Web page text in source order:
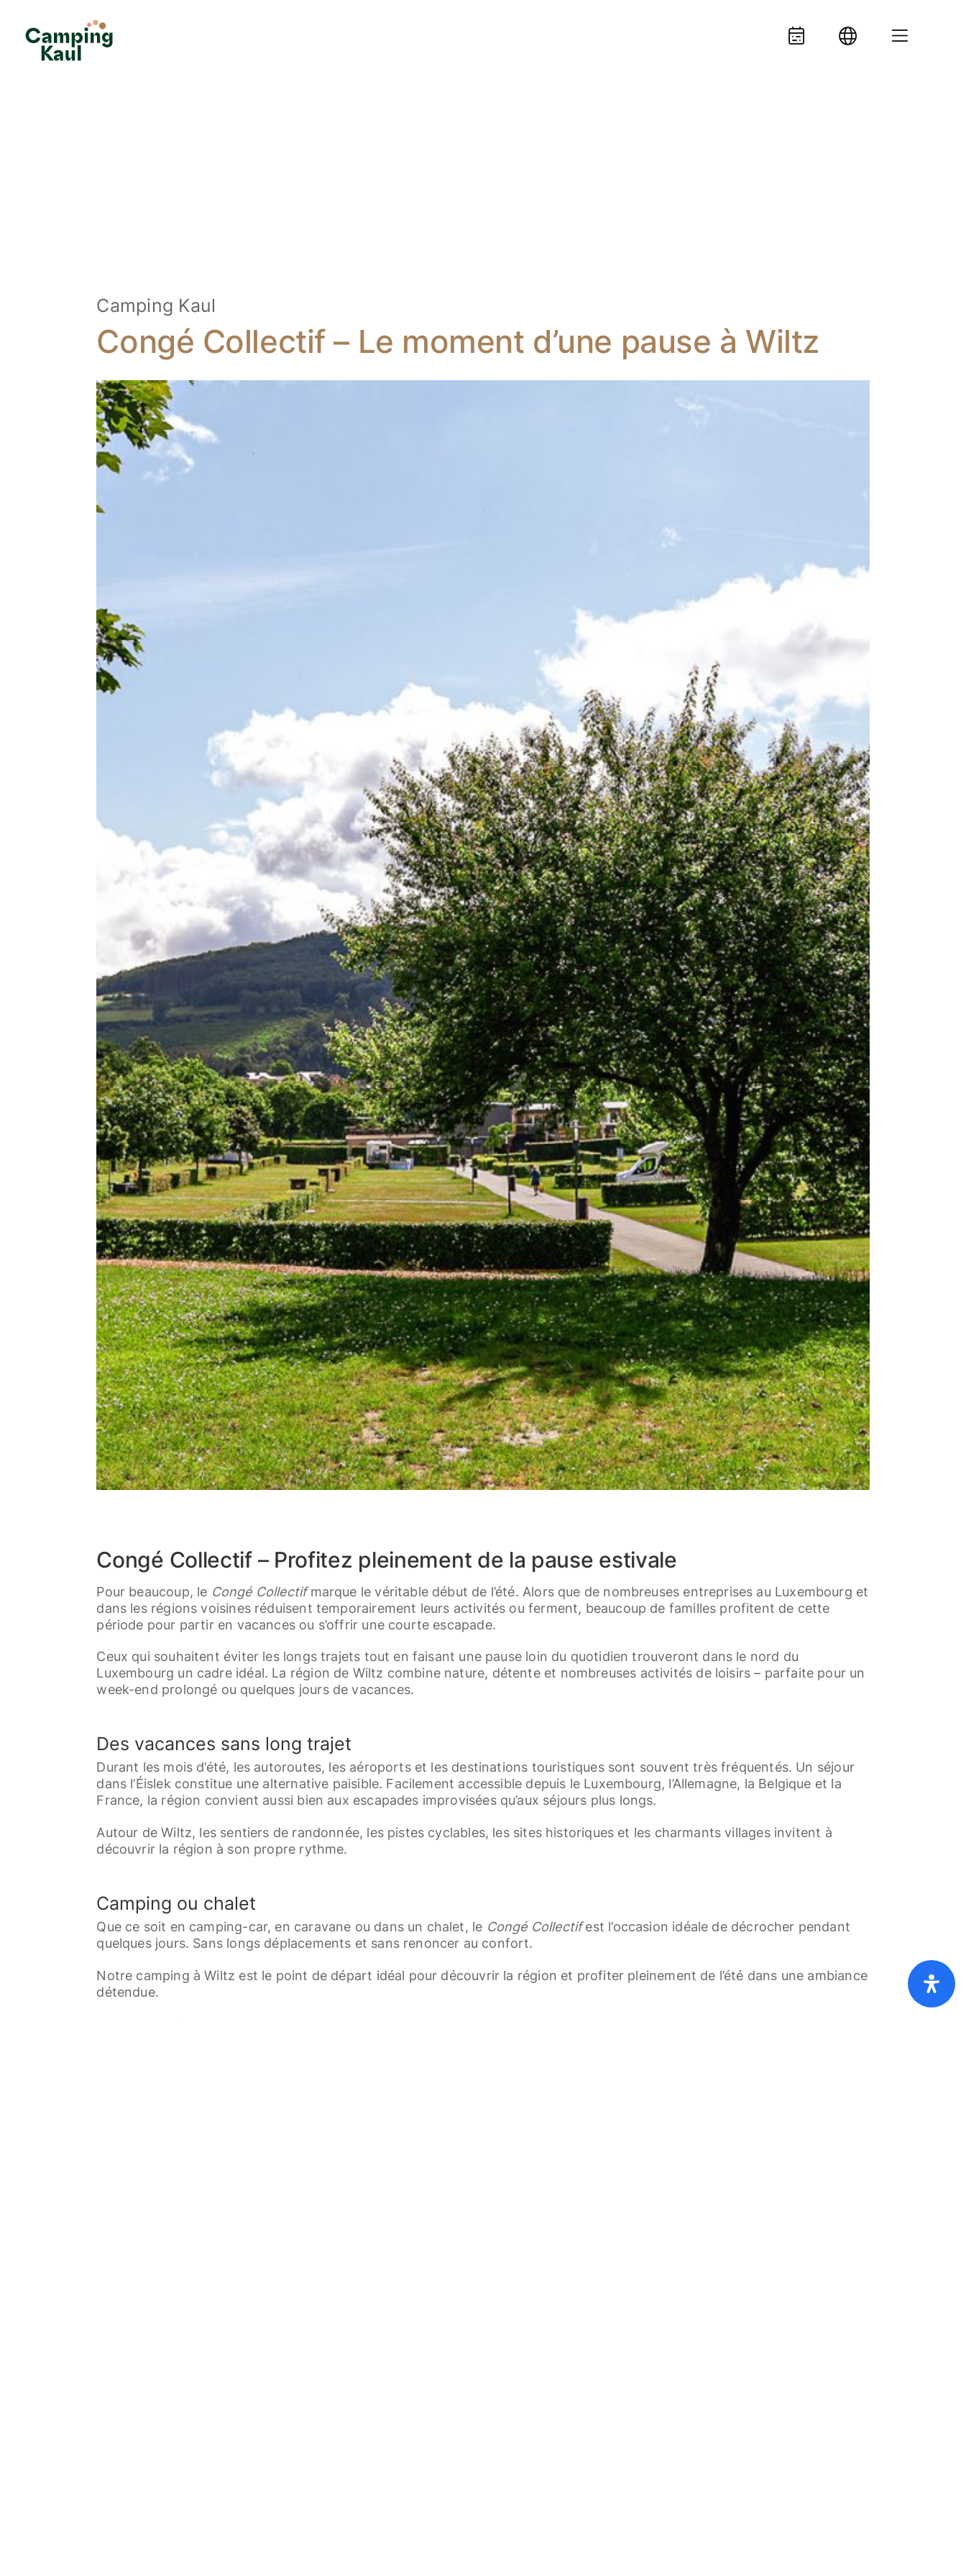
L’être humain
COOPERATIONS S.Coop
Le lieu
La région Wiltz / activités
Le vivre-ensemble
Notre responsabilité sociale
Hébergements
Equipement | Informations | Service
Réservation
Réservez votre hébergement chez nous
Service
Actualités
Nos dernières actualités
Camping Kaul
Congé Collectif – Le moment d’une pause à Wiltz
Congé Collectif – Profitez pleinement de la pause estivale
Pour beaucoup, le Congé Collectifmarque le véritable début de l’été. Alors que de nombreuses entreprises au Luxembourg et
dans les régions voisines réduisent temporairement leurs activités ou ferment, beaucoup de familles profitent de cette
période pour partir en vacances ou s’offrir une courte escapade.
Ceux qui souhaitent éviter les longs trajets tout en faisant une pause loin du quotidien trouveront dans le nord du
Luxembourg un cadre idéal. La région de Wiltz combine nature, détente et nombreuses activités de loisirs – parfaite pour un
week-end prolongé ou quelques jours de vacances.
Des vacances sans long trajet
Durant les mois d’été, les autoroutes, les aéroports et les destinations touristiques sont souvent très fréquentés. Un séjour
dans l’Éislek constitue une alternative paisible. Facilement accessible depuis le Luxembourg, l’Allemagne, la Belgique et la
France, la région convient aussi bien aux escapades improvisées qu’aux séjours plus longs.
Autour de Wiltz, les sentiers de randonnée, les pistes cyclables, les sites historiques et les charmants villages invitent à
découvrir la région à son propre rythme.
Camping ou chalet
Que ce soit en camping-car, en caravane ou dans un chalet, le Congé Collectifest l’occasion idéale de décrocher pendant
quelques jours. Sans longs déplacements et sans renoncer au confort.
Notre camping à Wiltz est le point de départ idéal pour découvrir la région et profiter pleinement de l’été dans une ambiance
détendue.